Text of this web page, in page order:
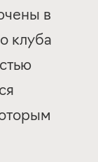
в
клуба